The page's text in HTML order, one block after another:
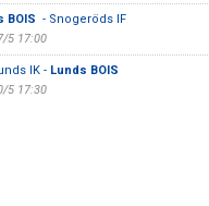
BOIS - Snogeröds IF
5 17:00
IK - Lunds BOIS
5 17:30